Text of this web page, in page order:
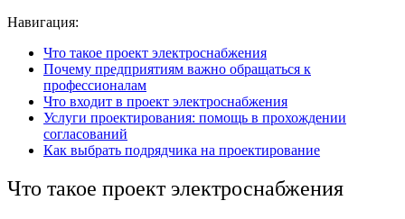
Навигация:
Что такое проект электроснабжения
Почему предприятиям важно обращаться к
профессионалам
Что входит в проект электроснабжения
Услуги проектирования: помощь в прохождении
согласований
Как выбрать подрядчика на проектирование
Что такое проект электроснабжения